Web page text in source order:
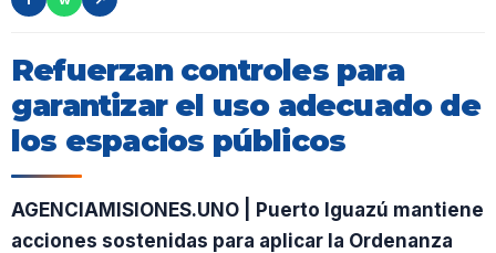
Refuerzan controles para
garantizar el uso adecuado de
los espacios públicos
AGENCIAMISIONES.UNO | Puerto Iguazú mantiene
acciones sostenidas para aplicar la Ordenanza